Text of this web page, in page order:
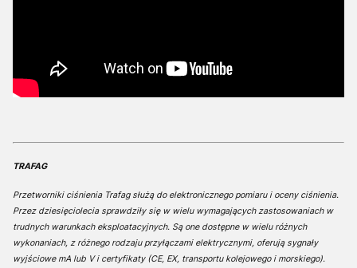
TRAFAG
Przetworniki ciśnienia Trafag służą do elektronicznego pomiaru i oceny ciśnienia.
Przez dziesięciolecia sprawdziły się w wielu wymagających zastosowaniach w
trudnych warunkach eksploatacyjnych. Są one dostępne w wielu różnych
wykonaniach, z różnego rodzaju przyłączami elektrycznymi, oferują sygnały
wyjściowe mA lub V i certyfikaty (CE, EX, transportu kolejowego i morskiego).